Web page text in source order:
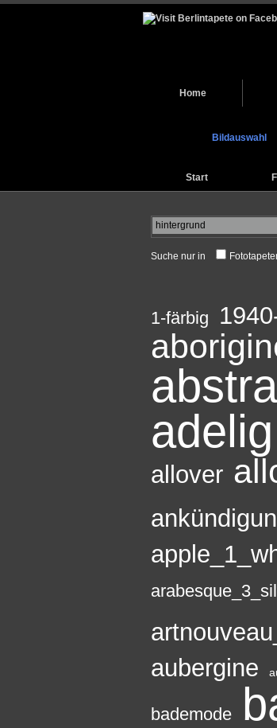
Home
Bildauswahl
Start
Suche nur in
1-färbig
adelig
allover
aubergine
bademode